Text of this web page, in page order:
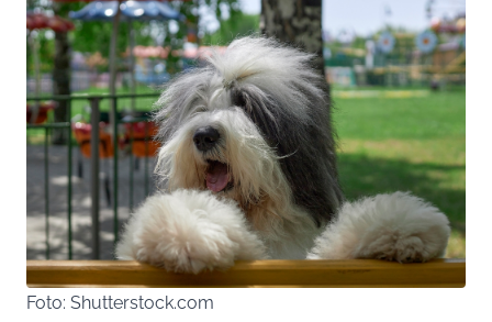
Foto: Shutterstock.com